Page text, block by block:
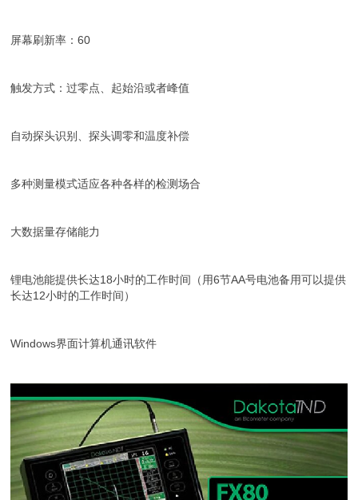
屏幕刷新率：60
触发方式：过零点、起始沿或者峰值
自动探头识别、探头调零和温度补偿
多种测量模式适应各种各样的检测场合
大数据量存储能力
锂电池能提供长达18小时的工作时间（用6节AA号电池备用可以提供
长达12小时的工作时间）
Windows界面计算机通讯软件